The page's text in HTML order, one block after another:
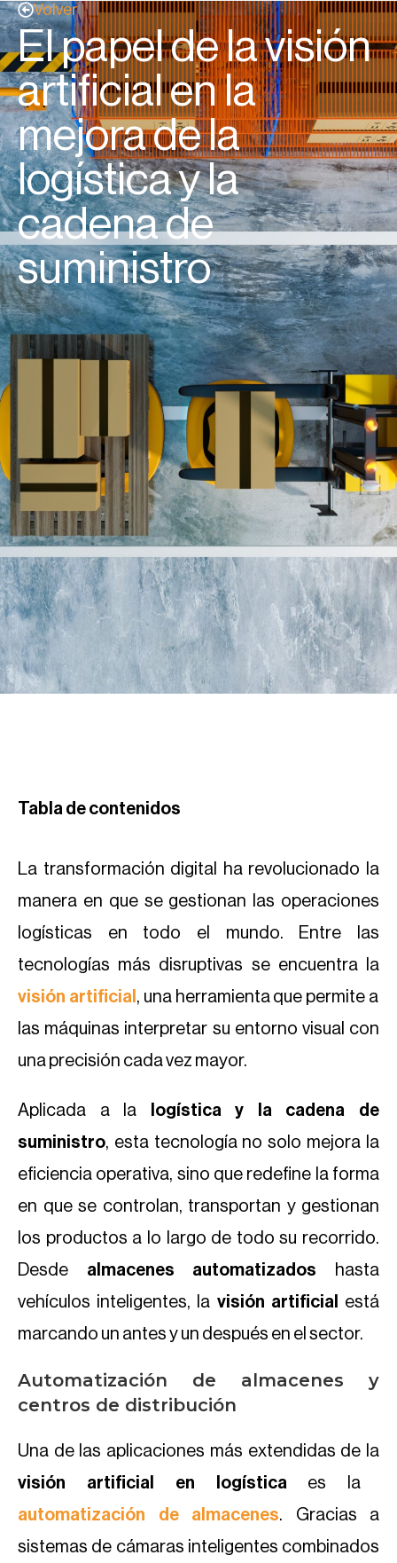
Volver
El papel de la visión
artificial en la
mejora de la
logística y la
cadena de
suministro
Tabla de contenidos
La transformación digital ha revolucionado la
manera en que se gestionan las operaciones
logísticas en todo el mundo. Entre las
tecnologías más disruptivas se encuentra la
visión artificial , una herramienta que permite a
las máquinas interpretar su entorno visual con
una precisión cada vez mayor.
Aplicada a la
logística y la cadena de
suministro, esta tecnología no solo mejora la
eficiencia operativa, sino que redefine la forma
en que se controlan, transportan y gestionan
los productos a lo largo de todo su recorrido.
Desde almacenes automatizados hasta
vehículos inteligentes, la visión artificial está
marcando un antes y un después en el sector.
Automatización de almacenes y
centros de distribución
Una de las aplicaciones más extendidas de la
visión artificial en logística es la
automatización de almacenes. Gracias a
sistemas de cámaras inteligentes combinados